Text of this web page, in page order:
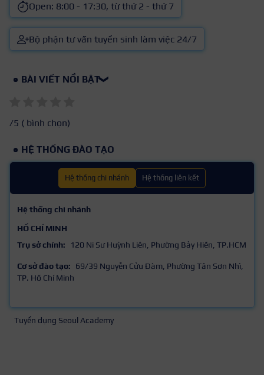
Open: 8:00 - 17:30, từ thứ 2 - thứ 7
Bộ phận tư vấn tuyển sinh làm việc 24/7
BÀI VIẾT NỔI BẬT❯
/5 ( bình chọn)
HỆ THỐNG ĐÀO TẠO
Hệ thống chi nhánh Hệ thống liên kết
Hệ thống chi nhánh
HỒ CHÍ MINH
Trụ sở chính:
120 Ni Sư Huỳnh Liên, Phường Bảy Hiền, TP.HCM
Cơ sở đào tạo:
69/39 Nguyễn Cửu Đàm, Phường Tân Sơn Nhì,
TP. Hồ Chí Minh
Tuyển dụng Seoul Academy